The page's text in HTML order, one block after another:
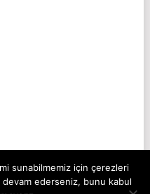
sunabilmemiz için çerezleri
devam ederseniz, bunu kabul